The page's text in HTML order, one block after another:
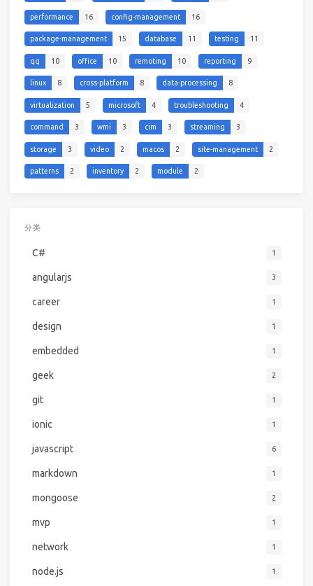
performance 16 config-management 16
package-management 15 database 11 testing 11
qq 10 office 10 remoting 10 reporting 9
linux 8 cross-platform 8 data-processing 8
virtualization 5 microsoft 4 troubleshooting 4
command 3 wmi 3 cim 3 streaming 3
storage 3 video 2 macos 2 site-management 2
patterns 2 inventory 2 module 2
分类
C# 1
angularjs 3
career 1
design 1
embedded 1
geek 2
git 1
ionic 1
javascript 6
markdown 1
mongoose 2
mvp 1
network 1
node.js 1